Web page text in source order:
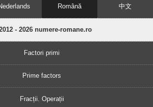
Română 中文
- 2026 numere-romane.ro
Factori primi
Prime factors
Fracții. Operații